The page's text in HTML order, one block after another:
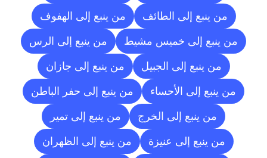
من ينبع إلى الطائف من ينبع إلى الهفوف
من ينبع إلى خميس مشيط من ينبع إلى الرس
من ينبع إلى الجبيل من ينبع إلى جازان
من ينبع إلى الأحساء من ينبع إلى حفر الباطن
من ينبع إلى الخرج من ينبع إلى تمير
من ينبع إلى عنيزة من ينبع إلى الظهران